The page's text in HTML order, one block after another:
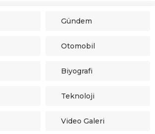
Gündem
Otomobil
Biyografi
Teknoloji
Video Galeri